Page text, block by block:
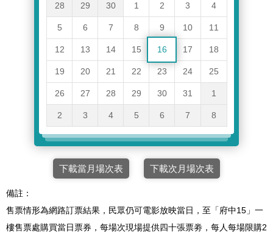
28 29 30 1 2 3 4
5 6 7 8 9 10 11
12 13 14 15 16 17 18
19 20 21 22 23 24 25
26 27 28 29 30 31 1
2 3 4 5 6 7 8
下載當月場次表 下載次月場次表
備註：
售票情形為網路訂票結果，民眾仍可電影放映當日，至「府中15」一
樓售票處購買當日票券，每場次現場提供四十張票劵，每人每場限購2